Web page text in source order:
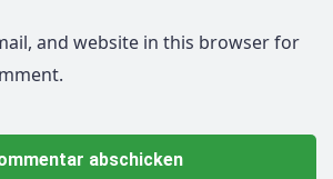
and website in this browser for